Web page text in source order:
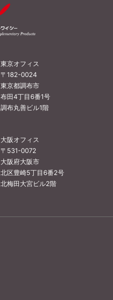
東京オフィス
〒182-0024
東京都調布市
布田4丁目6番1号
調布丸善ビル1階
大阪オフィス
〒531-0072
大阪府大阪市
北区豊崎5丁目6番2号
北梅田大宮ビル2階